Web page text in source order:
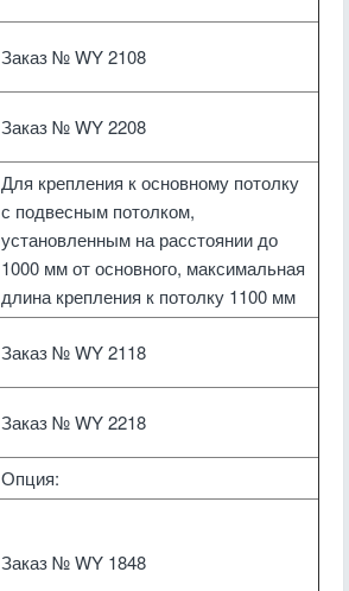
Заказ № WY 2108
Заказ № WY 2208
Для крепления к основному потолку
с подвесным потолком,
установленным на расстоянии до
1000 мм от основного, максимальная
длина крепления к потолку 1100 мм
Заказ № WY 2118
Заказ № WY 2218
Опция:
Заказ № WY 1848